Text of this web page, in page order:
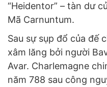
“Heidentor” – tàn dư
Mã Carnuntum.
Sau sự sụp đổ của đế
xâm lăng bởi người
Avar. Charlemagne
năm 788 sau công